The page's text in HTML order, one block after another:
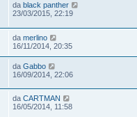
da black panther
23/03/2015, 22:19
da merlino
16/11/2014, 20:35
da Gabbo
16/09/2014, 22:06
da CARTMAN
16/05/2014, 11:58